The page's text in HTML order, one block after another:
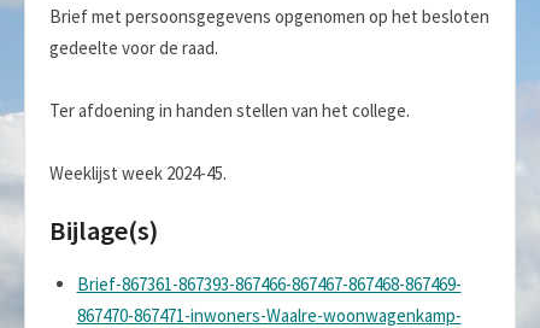
Brief met persoonsgegevens opgenomen op het besloten
gedeelte voor de raad.
Ter afdoening in handen stellen van het college.
Weeklijst week 2024-45.
Bijlage(s)
Brief-867361-867393-867466-867467-867468-867469-
867470-867471-inwoners-Waalre-woonwagenkamp-